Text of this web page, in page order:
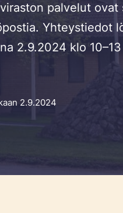
palvelut ovat
Yhteystiedot
2.9.2024 klo 10–13
2.9.2024